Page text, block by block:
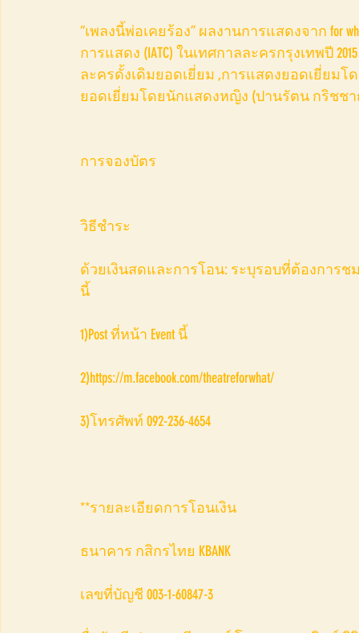
“เพลงนี้พ่อเคยร้อง” ผลงานการแสดงจาก for
การแสดง (IATC) ในเทศกาลละครกรุงเทพปี
ละครดั้งเดิมยอดเยี่ยม ,การแสดงยอดเยี่ยม
ยอดเยี่ยมโดยนักแสดงหญิง (ปานรัตน กริชชา
การจองบัตร
วิธีชำระ
ด้วยเงินสดและการโอน: ระบุรอบที่ต้องการ
นี้
1)Post ที่หน้า Event นี้
2)https://m.facebook.com/theatreforwhat/
3)โทรศัพท์ 092-236-4654
**รายละเอียดการโอนเงิน
ธนาคาร กสิกรไทย KBANK
เลขที่บัญชี 003-1-60847-3